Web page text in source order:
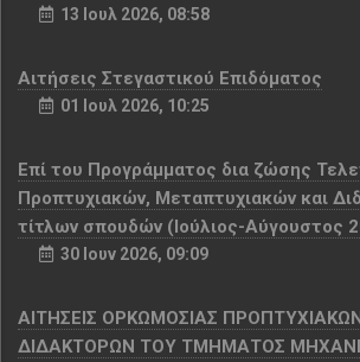
13 Ιουλ 2026, 08:58
Αιτήσεις Στεγαστικού Επιδόματος
01 Ιουλ 2026, 10:25
Επί του Προγράμματος δια ζώσης
Προπτυχιακών, Μεταπτυχιακών και
τίτλων σπουδών (Ιούλιος-Αύγουστος
30 Ιουν 2026, 09:09
ΑΙΤΗΣΕΙΣ ΟΡΚΩΜΟΣΙΑΣ
ΔΙΔΑΚΤΟΡΩΝ ΤΟΥ ΤΜΗΜΑΤΟΣ